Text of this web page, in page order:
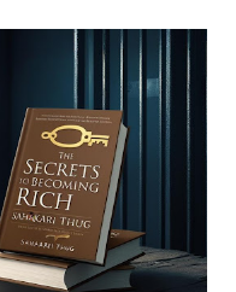
भएको छ । मैले पनि बुझेको छैन् कि
गर्ने जीवनशैली यि साम्यबाद
अपनाएका छन् । तर किन कसैले
तन्त्रप्रति हैन तिम...